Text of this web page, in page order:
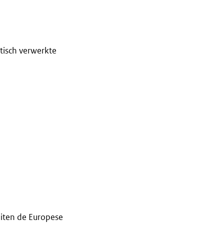
verwerkte
de Europese